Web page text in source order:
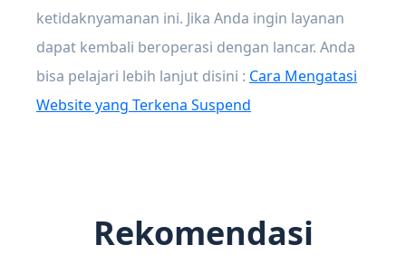
ketidaknyamanan ini. Jika Anda ingin layanan
dapat kembali beroperasi dengan lancar. Anda
bisa pelajari lebih lanjut disini : Cara Mengatasi
Website yang Terkena Suspend
Rekomendasi